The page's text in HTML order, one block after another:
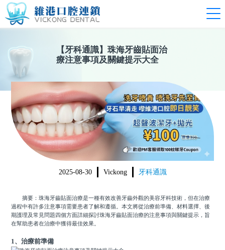
【 牙科通識】 珠海牙齒貼面治
療注意事項及關鍵提示大全
2025-08-30 Vickong 牙科通識
摘要：珠海牙齒貼面治療是一種有效改善牙齒外觀的美容牙科技術，但在治療
過程中有許多注意事項需要患者了解和遵循。本文將從治療前準備、材料選擇、後
期護理及常見問題四個方面詳細探討珠海牙齒貼面治療的注意事項與關鍵提示，旨
在幫助患者在治療中獲得最佳效果。
1、治療前準備